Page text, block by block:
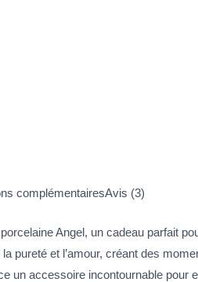
complémentairesAvis (3)
Angel, un cadeau parfait
pureté et l’amour, créant des
un accessoire incontournable pour